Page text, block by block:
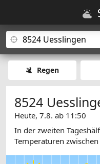
Regen
8524
Heute, 7.8. ab 11:50
In der zweiten
Temperaturen